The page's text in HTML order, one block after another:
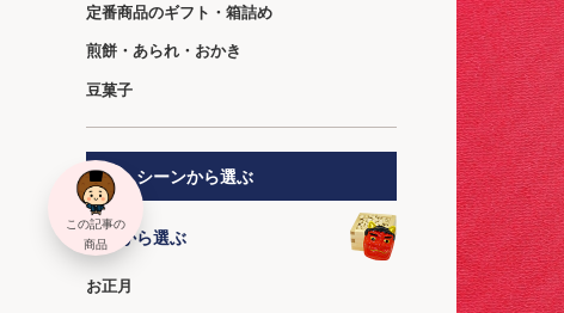
定番商品のギフト・箱詰め
煎餅・あられ・おかき
豆菓子
シーンから選ぶ
季節から選ぶ
お正月
この記事の
商品